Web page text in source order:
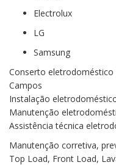
Electrolux
LG
Samsung
Conserto eletrodoméstico
Campos
Instalação
Manutenção
Assistência técnica
Manutenção corretiva,
Top Load, Front Load,